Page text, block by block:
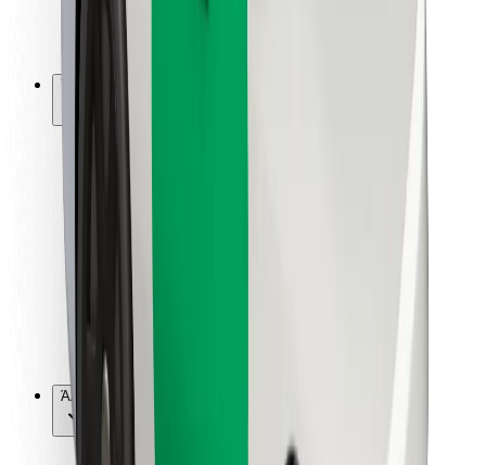
Αεροδρόμια
Bolt Αποβάθρες Φόρτισης
Υποστήριξη
Για επιβάτες
Για τους οδηγούς
Για μεταφορείς
Bolt Food
Για εστιατόρια
Bolt for Business
Άλλο
Προμηθευτές